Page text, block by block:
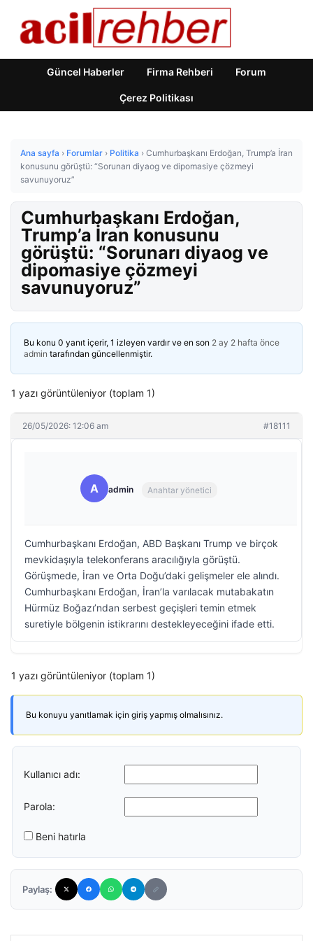
Güncel Haberler Firma Rehberi Forum
Çerez Politikası
Ana sayfa › Forumlar › Politika › Cumhurbaşkanı Erdoğan, Trump’a İran
konusunu görüştü: “Sorunarı diyaog ve dipomasiye çözmeyi
savunuyoruz”
Cumhurbaşkanı Erdoğan,
Trump’a İran konusunu
görüştü: “Sorunarı diyaog ve
dipomasiye çözmeyi
savunuyoruz”
Bu konu 0 yanıt içerir, 1 izleyen vardır ve en son 2 ay 2 hafta önce
admin tarafından güncellenmiştir.
1 yazı görüntüleniyor (toplam 1)
26/05/2026: 12:06 am #18111
A admin Anahtar yönetici
Cumhurbaşkanı Erdoğan, ABD Başkanı Trump ve birçok
mevkidaşıyla telekonferans aracılığıyla görüştü.
Görüşmede, İran ve Orta Doğu’daki gelişmeler ele alındı.
Cumhurbaşkanı Erdoğan, İran’la varılacak mutabakatın
Hürmüz Boğazı’ndan serbest geçişleri temin etmek
suretiyle bölgenin istikrarını destekleyeceğini ifade etti.
1 yazı görüntüleniyor (toplam 1)
Bu konuyu yanıtlamak için giriş yapmış olmalısınız.
Kullanıcı adı:
Parola:
Beni hatırla
Paylaş: